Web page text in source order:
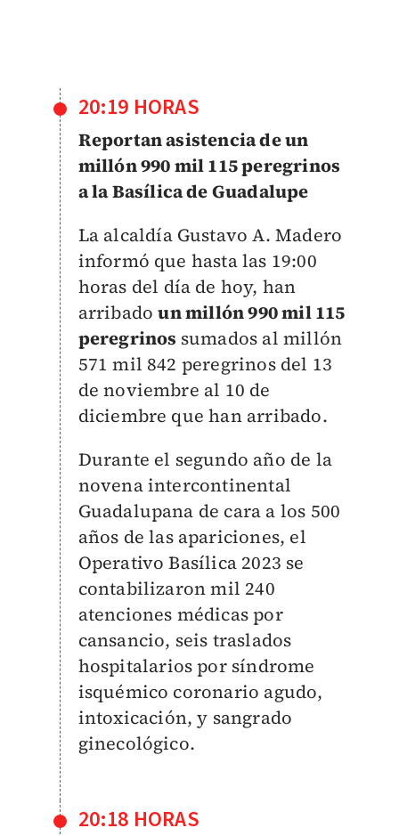
20:19 HORAS
Reportan asistencia de un
millón 990 mil 115 peregrinos
a la Basílica de Guadalupe
La alcaldía Gustavo A. Madero
informó que hasta las 19:00
horas del día de hoy, han
arribadoun millón 990 mil 115
peregrinos sumados al millón
571 mil 842 peregrinos del 13
de noviembre al 10 de
diciembre que han arribado.
Durante el segundo año de la
novena intercontinental
Guadalupana de cara a los 500
años de las apariciones, el
Operativo Basílica 2023 se
contabilizaron mil 240
atenciones médicas por
cansancio, seis traslados
hospitalarios por síndrome
isquémico coronario agudo,
intoxicación, y sangrado
ginecológico.
20:18 HORAS